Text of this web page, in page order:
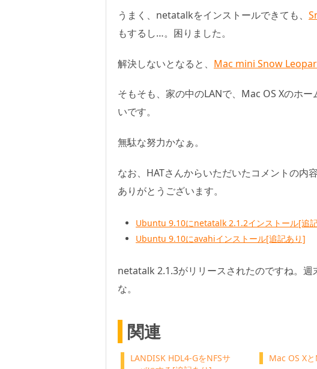
うまく、netatalkをインストールできても、
もするし…。困りました。
解決しないとなると、 Mac mini Snow
そもそも、家の中のLANで、Mac OS Xのホ
いです。
無駄な努力かなぁ。
なお、HATさんからいただいたコメントの内
ありがとうございます。
Ubuntu 9.10にnetatalk 2.1.2インストール[追
Ubuntu 9.10にavahiインストール[追記あり]
netatalk 2.1.3がリリースされたのですね。
な。
関連
LANDISK HDL4-GをNFSサ
Mac OS X